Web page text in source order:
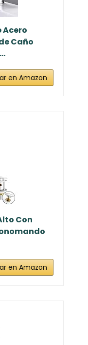
Acero
Caño
en Amazon
Con
en Amazon